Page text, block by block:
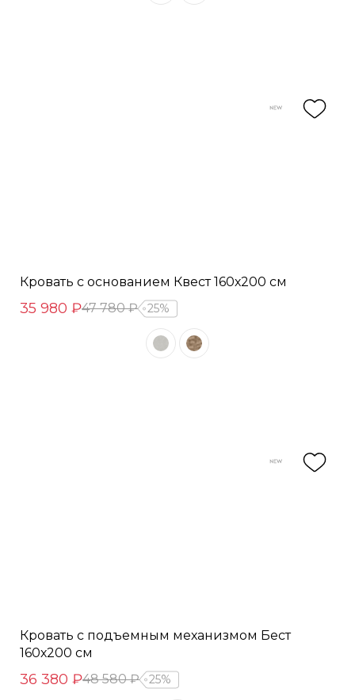
Кровать с основанием Квест 160х200 см
35 980 ₽47 780 ₽ 25%
Кровать с подъемным механизмом Бест
160х200 см
36 380 ₽48 580 ₽ 25%